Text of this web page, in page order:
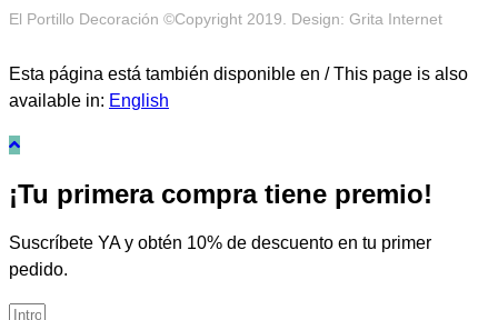
El Portillo Decoración ©Copyright 2019. Design: Grita Internet
Esta página está también disponible en / This page is also
available in: English
¡Tu primera compra tiene premio!
Suscríbete YA y obtén 10% de descuento en tu primer
pedido.